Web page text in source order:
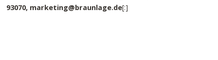
93070, marketing@braunlage.de[:]